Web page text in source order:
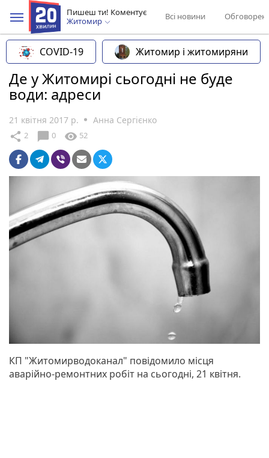
Пишеш ти! Коментує
Житомир
Всі новини
COVID-19 Житомир і житомиряни
Де у Житомирі сьогодні не буде
води: адреси
21 квітня 2017 р. Анна Сергієнко
share 2 chat_bubble 0 visibility 52
КП "Житомирводоканал" повідомило місця
аварійно-ремонтних робіт на сьогодні, 21 квітня.